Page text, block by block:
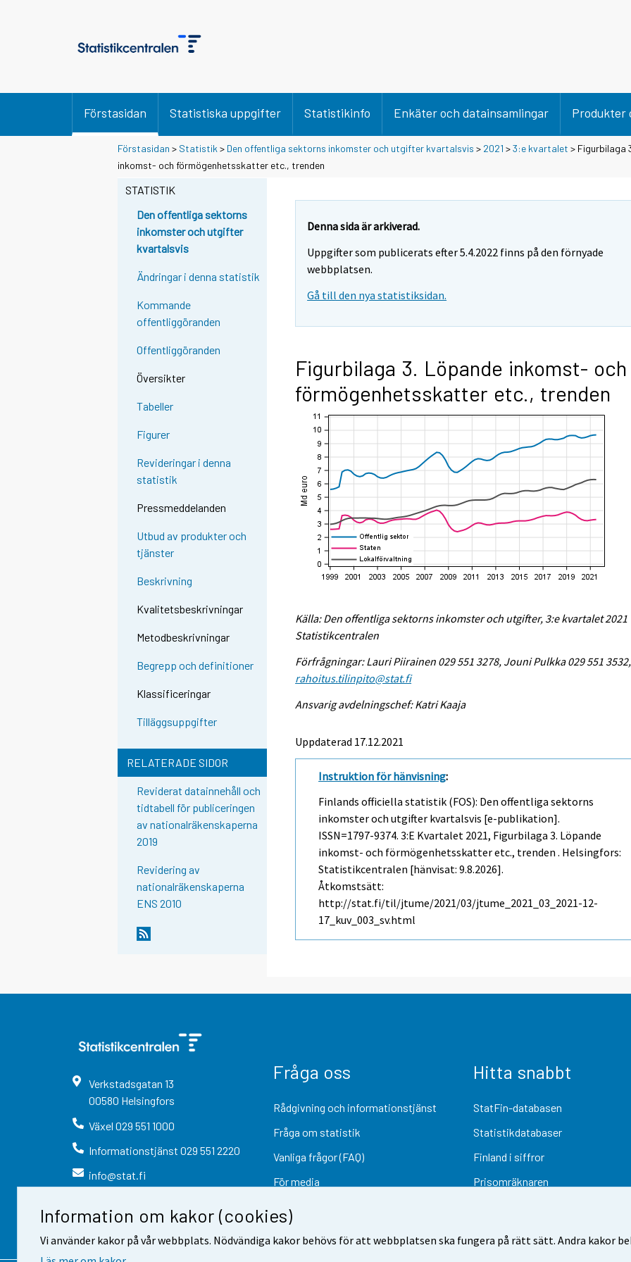
Information om kakor (cookies)
Vi använder kakor på vår webbplats. Nödvändiga kakor behövs för att webbplatsen ska fungera på rätt sätt. Andra kakor
Förstasidan Statistiska uppgifter Statistikinfo Enkäter och datainsamlingar Produkter
Förstasidan > Statistik > Den offentliga sektorns inkomster och utgifter kvartalsvis > 2021 >3:e kvartalet > Figurbilaga
inkomst- och förmögenhetsskatter etc., trenden
STATISTIK
Den offentliga sektorns
inkomster och utgifter
kvartalsvis
Ändringar i denna statistik
Kommande
offentliggöranden
Offentliggöranden
Översikter
Tabeller
Figurer
Revideringar i denna
statistik
Pressmeddelanden
Utbud av produkter och
tjänster
Beskrivning
Kvalitetsbeskrivningar
Metodbeskrivningar
Begrepp och definitioner
Klassificeringar
Tilläggsuppgifter
RELATERADE SIDOR
Reviderat datainnehåll och
tidtabell för publiceringen
av nationalräkenskaperna
2019
Revidering av
nationalräkenskaperna
ENS 2010
Denna sida är arkiverad.
Uppgifter som publicerats efter 5.4.2022 finns på den förnyade
webbplatsen.
Gå till den nya statistiksidan.
Figurbilaga 3. Löpande inkomst- och
förmögenhetsskatter etc., trenden
Källa: Den offentliga sektorns inkomster och utgifter, 3:e kvartalet 2021
Statistikcentralen
Förfrågningar: Lauri Piirainen 029 551 3278, Jouni Pulkka 029 551 3532,
rahoitus.tilinpito@stat.fi
Ansvarig avdelningschef: Katri Kaaja
Uppdaterad 17.12.2021
Instruktion för hänvisning:
Finlands officiella statistik (FOS): Den offentliga sektorns
inkomster och utgifter kvartalsvis [e-publikation].
ISSN=1797-9374.3:e Kvartalet 2021, Figurbilaga 3. Löpande
inkomst- och förmögenhetsskatter etc., trenden . Helsingfors:
Statistikcentralen [hänvisat: 9.8.2026].
Åtkomstsätt:
http://stat.fi/til/jtume/2021/03/jtume_2021_03_2021-12-
17_kuv_003_sv.html
Verkstadsgatan 13
00580 Helsingfors
Växel 029 551 1000
Informationstjänst 029 551 2220
info@stat.fi
Fråga oss
Rådgivning och informationstjänst
Fråga om statistik
Vanliga frågor (FAQ)
För media
Hitta snabbt
StatFin-databasen
Statistikdatabaser
Finland i siffror
Prisomräknaren